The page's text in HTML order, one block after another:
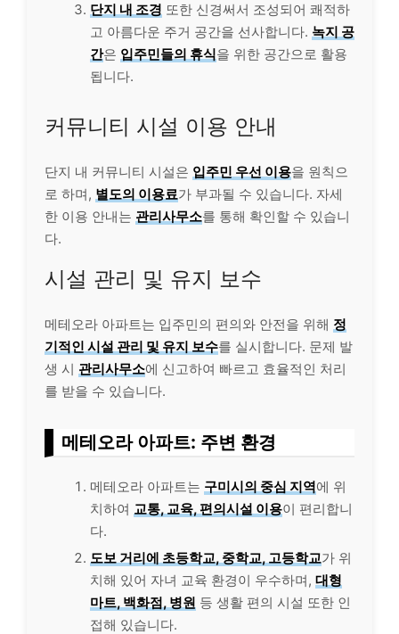
단지 내 조경 또한 신경써서 조성되어 쾌적하
고 아름다운 주거 공간을 선사합니다. 녹지 공
간은 입주민들의 휴식을 위한 공간으로 활용
됩니다.
커뮤니티 시설 이용 안내
단지 내 커뮤니티 시설은 입주민 우선 이용을 원칙으
로 하며, 별도의 이용료가 부과될 수 있습니다. 자세
한 이용 안내는 관리사무소를 통해 확인할 수 있습니
다.
시설 관리 및 유지 보수
메테오라 아파트는 입주민의 편의와 안전을 위해 정
기적인 시설 관리 및 유지 보수를 실시합니다. 문제 발
생 시 관리사무소에 신고하여 빠르고 효율적인 처리
를 받을 수 있습니다.
메테오라 아파트: 주변 환경
메테오라 아파트는 구미시의 중심 지역에 위
치하여 교통, 교육, 편의시설 이용이 편리합니
다.
도보 거리에 초등학교, 중학교, 고등학교가 위
치해 있어 자녀 교육 환경이 우수하며, 대형
마트, 백화점, 병원 등 생활 편의 시설 또한 인
접해 있습니다.